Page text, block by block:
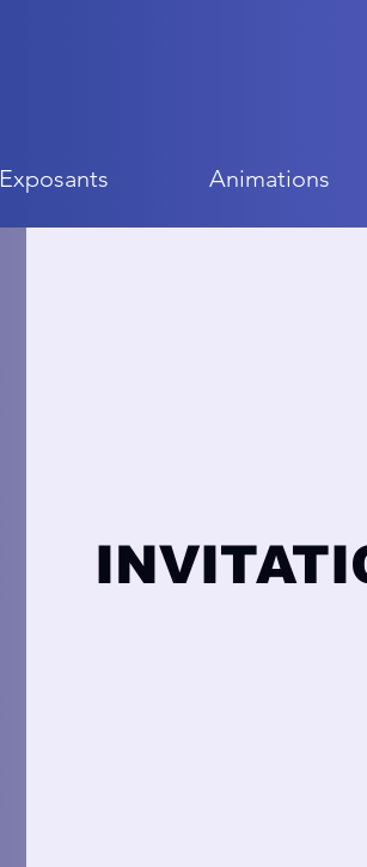
Exposants Animations